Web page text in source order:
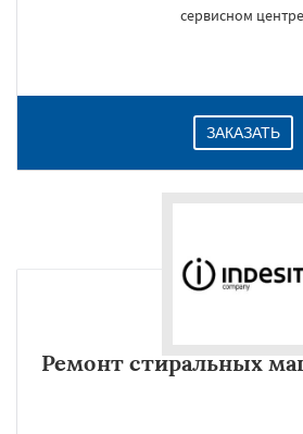
сервисном
ЗАКАЗАТЬ
Ремонт стиральных